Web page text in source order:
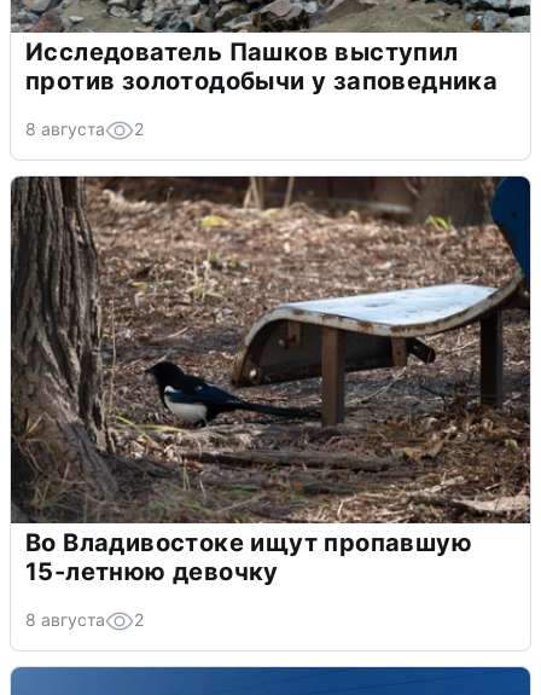
Исследователь Пашков выступил
против золотодобычи у заповедника
8 августа 2
Во Владивостоке ищут пропавшую
15-летнюю девочку
8 августа 2